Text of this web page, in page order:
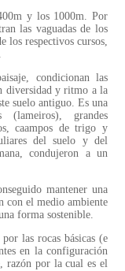
y los 1000m. Por
las vaguadas de los
los respectivos cursos,
condicionan las
diversidad y ritmo a la
suelo antiguo. Es una
(lameiros), grandes
caampos de trigo y
del suelo y del
condujeron a un
mantener una
con el medio ambiente
forma sostenible.
las rocas básicas (e
en la configuración
razón por la cual es el